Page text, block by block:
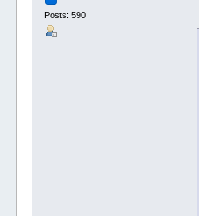
Posts: 590